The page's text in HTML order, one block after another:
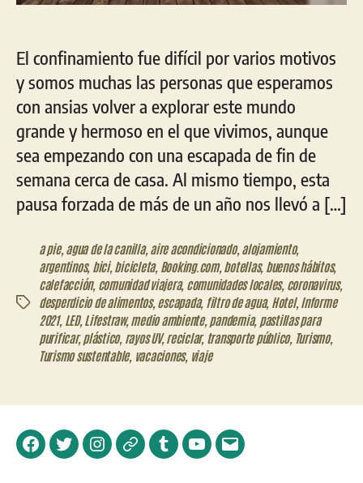
El confinamiento fue difícil por varios motivos
y somos muchas las personas que esperamos
con ansias volver a explorar este mundo
grande y hermoso en el que vivimos, aunque
sea empezando con una escapada de fin de
semana cerca de casa. Al mismo tiempo, esta
pausa forzada de más de un año nos llevó a […]
Etiquetas
a pie, agua de la canilla, aire acondicionado, alojamiento,
argentinos, bici, bicicleta, Booking.com, botellas, buenos hábitos,
calefacción, comunidad viajera, comunidades locales, coronavirus,
desperdicio de alimentos, escapada, filtro de agua, Hotel, Informe
2021, LED, Lifestraw,medio ambiente, pandemia, pastillas para
purificar,plástico, rayos UV,reciclar, transporte público, Turismo,
Turismo sustentable, vacaciones, viaje
FacebookTwitterInstagramTelegramTumblrYouTubeCorreo